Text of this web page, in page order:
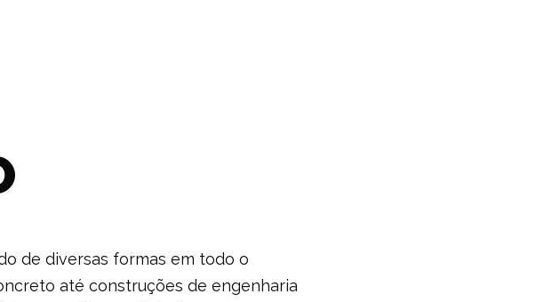
de diversas formas em todo o
até construções de engenharia